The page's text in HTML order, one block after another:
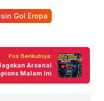
Gol Eropa
Pos Berikutnya:
Arsenal
Malam Ini